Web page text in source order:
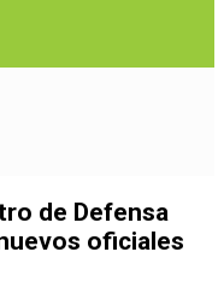
de Defensa
oficiales